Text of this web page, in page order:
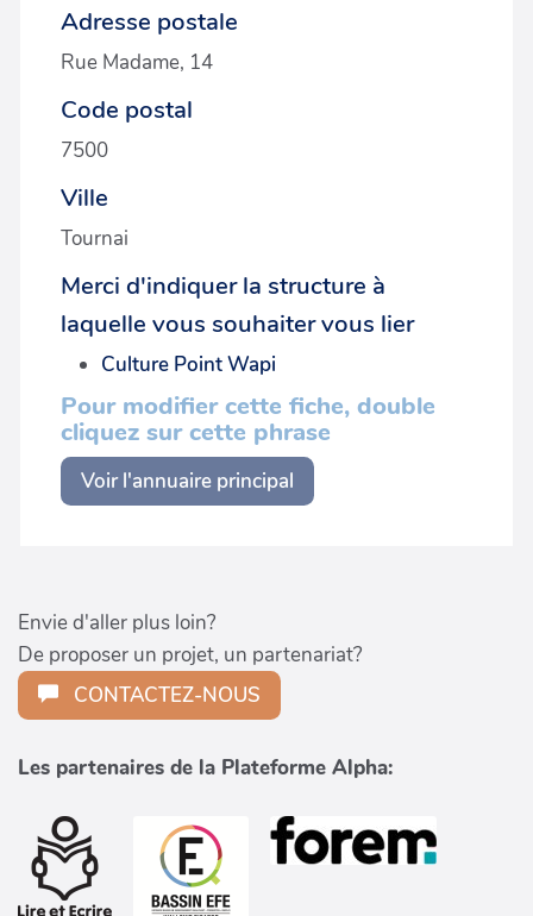
Adresse postale
Rue Madame, 14
Code postal
7500
Ville
Tournai
Merci d'indiquer la structure à
laquelle vous souhaiter vous lier
Culture Point Wapi
Pour modifier cette fiche, double
cliquez sur cette phrase
Voir l'annuaire principal
Envie d'aller plus loin?
De proposer un projet, un partenariat?
CONTACTEZ-NOUS
Les partenaires de la Plateforme Alpha: